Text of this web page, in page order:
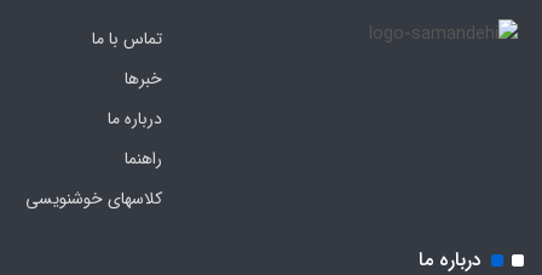
تماس با ما
خبرها
درباره ما
راهنما
کلاسهای خوشنویسی
درباره ما